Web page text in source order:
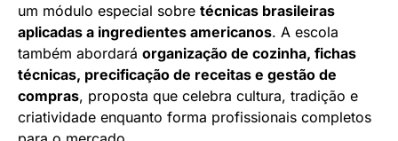
um módulo especial sobre técnicas brasileiras
aplicadas a ingredientes americanos. A escola
também abordará organização de cozinha, fichas
técnicas, precificação de receitas e gestão de
compras, proposta que celebra cultura, tradição e
criatividade enquanto forma profissionais completos